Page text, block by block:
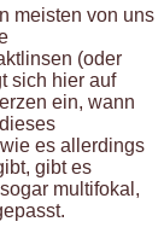
meisten von uns
(oder
sich hier auf
ein, wann
es allerdings
gibt es
multifokal,